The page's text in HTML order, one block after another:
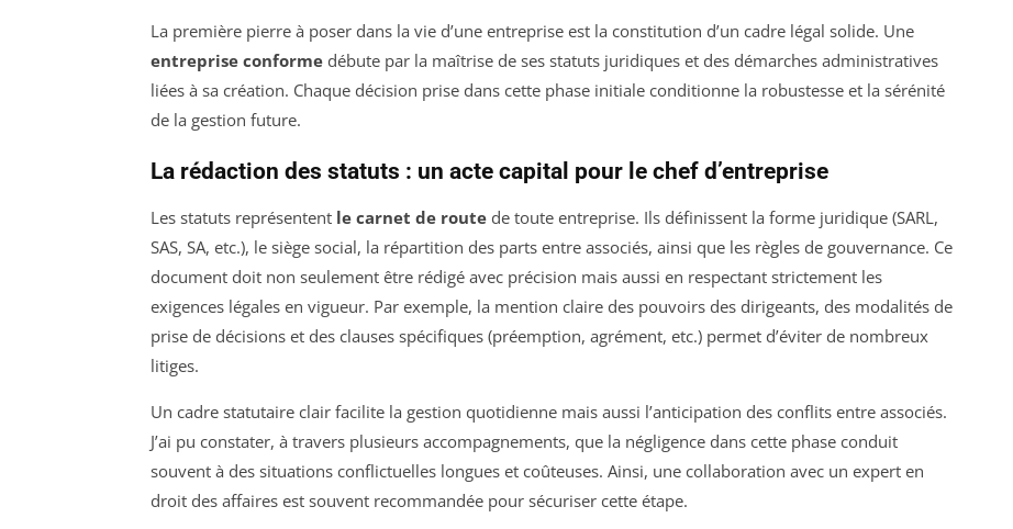
La première pierre à poser dans la vie d’une entreprise est la constitution d’un cadre légal solide. Une
entreprise conforme débute par la maîtrise de ses statuts juridiques et des démarches administratives
liées à sa création. Chaque décision prise dans cette phase initiale conditionne la robustesse et la sérénité
de la gestion future.
La rédaction des statuts : un acte capital pour le chef d’entreprise
Les statuts représentent le carnet de route de toute entreprise. Ils définissent la forme juridique (SARL,
SAS, SA, etc.), le siège social, la répartition des parts entre associés, ainsi que les règles de gouvernance. Ce
document doit non seulement être rédigé avec précision mais aussi en respectant strictement les
exigences légales en vigueur. Par exemple, la mention claire des pouvoirs des dirigeants, des modalités de
prise de décisions et des clauses spécifiques (préemption, agrément, etc.) permet d’éviter de nombreux
litiges.
Un cadre statutaire clair facilite la gestion quotidienne mais aussi l’anticipation des conflits entre associés.
J’ai pu constater, à travers plusieurs accompagnements, que la négligence dans cette phase conduit
souvent à des situations conflictuelles longues et coûteuses. Ainsi, une collaboration avec un expert en
droit des affaires est souvent recommandée pour sécuriser cette étape.